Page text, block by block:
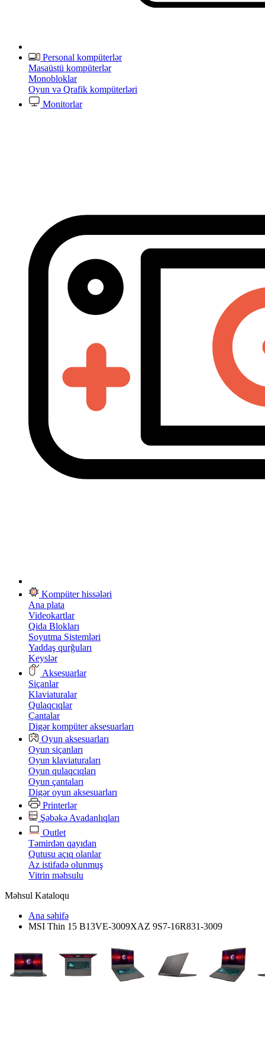
Personal kompüterlər
Masaüstü kompüterlər
Monobloklar
Oyun və Qrafik kompüterləri
Monitorlar
Kompüter hissələri
Ana plata
Videokartlar
Qida Blokları
Soyutma Sistemləri
Yaddaş qurğuları
Keyslər
Aksesuarlar
Siçanlar
Klaviaturalar
Qulaqcıqlar
Çantalar
Digər kompüter aksesuarları
Oyun aksesuarları
Oyun siçanları
Oyun klaviaturaları
Oyun qulaqcıqları
Oyun çantaları
Digər oyun aksesuarları
Printerlər
Şəbəkə Avadanlıqları
Outlet
Təmirdən qayıdan
Qutusu açıq olanlar
Az istifadə olunmuş
Vitrin məhsulu
Məhsul Kataloqu
Ana səhifə
MSI Thin 15 B13VE-3009XAZ 9S7-16R831-3009